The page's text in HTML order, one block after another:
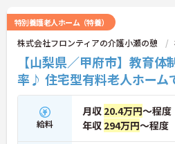
業務の負担、効率化にも力を入れい
分残業も少なくなり、また、ご利用者
大切にしていただけます。ご興味の
軽にお問い合わせください。
特別養護老人ホーム（特養）
株式会社フロンティアの介護小瀬の憩
【山梨県／甲府市】教育
率♪ 住宅型有料老人ホーム
給料
月収 20.4万円～程
年収 294万円～程度